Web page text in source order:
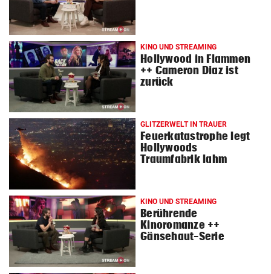
KINO UND STREAMING
Hollywood in Flammen
++ Cameron Diaz ist
zurück
GLITZERWELT IN TRAUER
Feuerkatastrophe legt
Hollywoods
Traumfabrik lahm
KINO UND STREAMING
Berührende
Kinoromanze ++
Gänsehaut-Serie